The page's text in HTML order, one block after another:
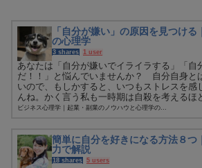
「自分が嫌い」の原因を見つけ
の心理学
3 shares 1 user
あなたは「自分が嫌いでイライラする」「自
だ！！」と悩んでいませんか？ 自分自身と
いので、もしかすると、いつもストレスを感
んね。かく言う私も一時期は自殺を考えるほ
とうに...
ビジネス心理学｜起業・副業のノウハウと心理学の...
簡単に自分を好きになる方法８つ
力で解説
18 shares 5 users